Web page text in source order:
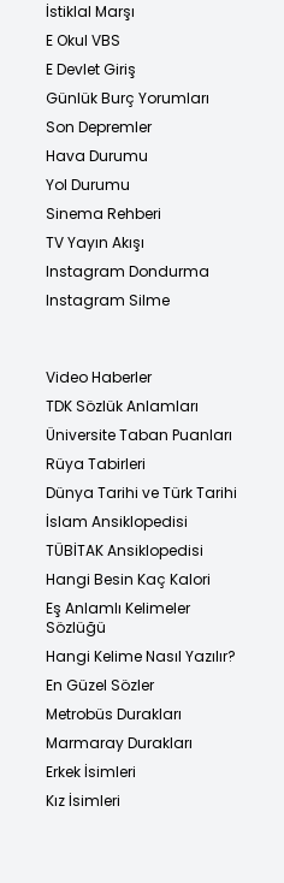
İstiklal Marşı
E Okul VBS
E Devlet Giriş
Günlük Burç Yorumları
Son Depremler
Hava Durumu
Yol Durumu
Sinema Rehberi
TV Yayın Akışı
Instagram Dondurma
Instagram Silme
Video Haberler
TDK Sözlük Anlamları
Üniversite Taban Puanları
Rüya Tabirleri
Dünya Tarihi ve Türk Tarihi
İslam Ansiklopedisi
TÜBİTAK Ansiklopedisi
Hangi Besin Kaç Kalori
Eş Anlamlı Kelimeler
Sözlüğü
Hangi Kelime Nasıl Yazılır?
En Güzel Sözler
Metrobüs Durakları
Marmaray Durakları
Erkek İsimleri
Kız İsimleri